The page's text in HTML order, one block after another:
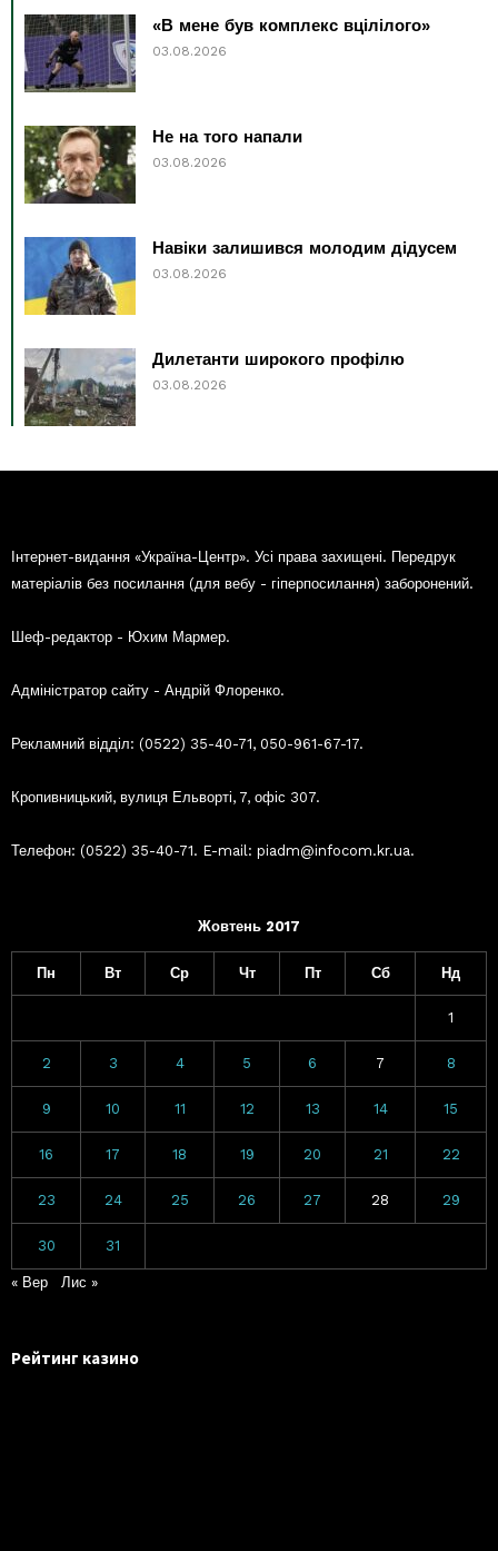
«В мене був комплекс вцілілого»
03.08.2026
Не на того напали
03.08.2026
Навіки залишився молодим дідусем
03.08.2026
Дилетанти широкого профілю
03.08.2026
Інтернет-видання «Україна-Центр». Усі права захищені. Передрук
матеріалів без посилання (для вебу - гіперпосилання) заборонений.
Шеф-редактор - Юхим Мармер.
Адміністратор сайту - Андрій Флоренко.
Рекламний відділ: (0522) 35-40-71, 050-961-67-17.
Кропивницький, вулиця Ельворті, 7, офіс 307.
Телефон: (0522) 35-40-71. E-mail: piadm@infocom.kr.ua.
Жовтень 2017
Пн Вт Ср Чт Пт Сб Нд
1
2 3 4 5 6 7 8
9 10 11 12 13 14 15
16 17 18 19 20 21 22
23 24 25 26 27 28 29
30 31
« Вер Лис »
Рейтинг казино